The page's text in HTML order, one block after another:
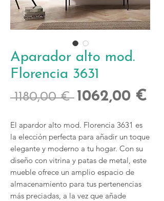
Aparador alto mod.
Florencia 3631
1180,00 € Precio
1062,00 €
El apardor alto mod. Florencia 3631 es
la elección perfecta para añadir un toque
elegante y moderno a tu hogar. Con su
diseño con vitrina y patas de metal, este
mueble ofrece un amplio espacio de
almacenamiento para tus pertenencias
más preciadas, a la vez que añade